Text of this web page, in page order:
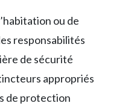
ou de
responsabilités
de sécurité
appropriés
de protection